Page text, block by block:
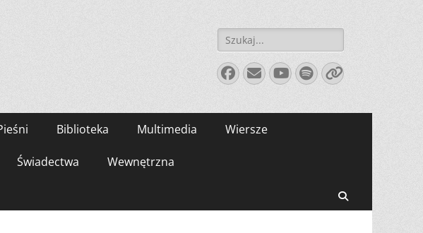
Szukaj:
Facebook
E-
mail
YouTube
Spotify
Link
Biblioteka Multimedia Wiersze
Świadectwa Wewnętrzna